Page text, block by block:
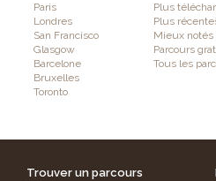
Paris
Londres
San Francisco
Glasgow
Barcelone
Bruxelles
Toronto
Plus
Plus
Mieux notés
Parcours
Tous les
Trouver un parcours